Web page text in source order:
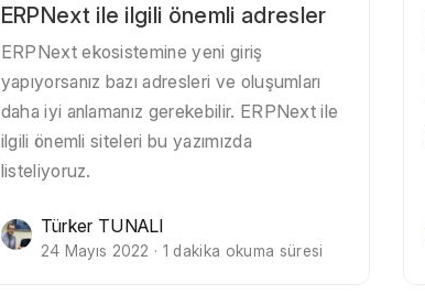
ERPNext ile ilgili önemli adresler
ERPNext ekosistemine yeni giriş
yapıyorsanız bazı adresleri ve oluşumları
daha iyi anlamanız gerekebilir. ERPNext ile
ilgili önemli siteleri bu yazımızda
listeliyoruz.
Türker TUNALI
24 Mayıs 2022 · 1 dakika okuma süresi